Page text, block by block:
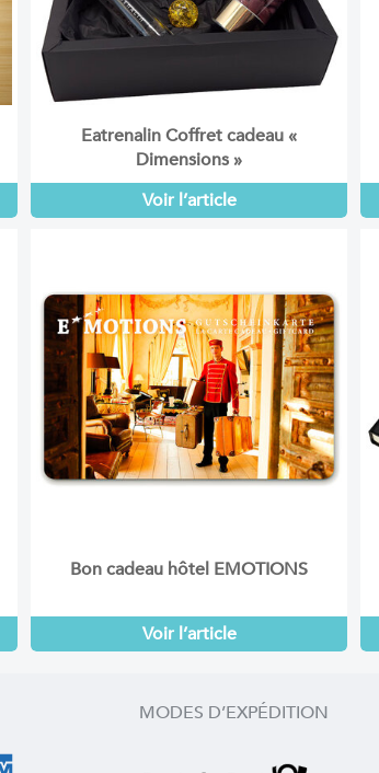
Eatrenalin Coffret cadeau «
Dimensions »
Voir l’article
Bon cadeau hôtel EMOTIONS
Voir l’article
MODES D’EXPÉDITION